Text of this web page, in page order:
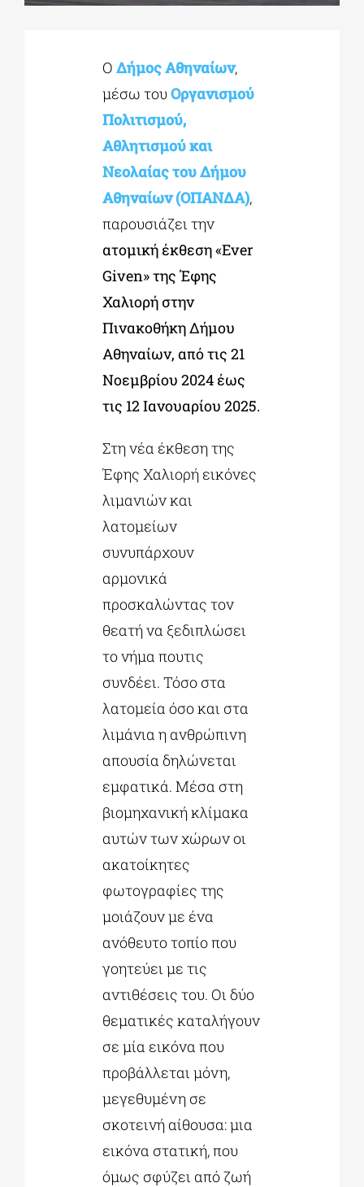
ΕΚΠΑΙΔΕΥΤΙΚΑ ΙΔΡΥΜΑΤΑ
ΠΟΛΙΤΙΣΤΙΚΟΙ ΦΟΡΕΙΣ
Ο Δήμος Αθηναίων,
μέσω τουΟργανισμού
Πολιτισμού,
Αθλητισμού και
Νεολαίας του Δήμου
Αθηναίων (ΟΠΑΝΔΑ),
παρουσιάζει την
ατομική έκθεση «Ever
Given» της Έφης
Χαλιορήστην
Πινακοθήκη Δήμου
Αθηναίων, από τις 21
Νοεμβρίου 2024 έως
τις 12 Ιανουαρίου 2025.
Στη νέα έκθεση της
Έφης Χαλιορή εικόνες
λιμανιών και
λατομείων
συνυπάρχουν
αρμονικά
προσκαλώντας τον
θεατή να ξεδιπλώσει
το νήμα πουτις
συνδέει. Τόσο στα
λατομεία όσο και στα
λιμάνια η ανθρώπινη
απουσία δηλώνεται
εμφατικά. Μέσα στη
βιομηχανική κλίμακα
αυτών των χώρων οι
ακατοίκητες
φωτογραφίες της
μοιάζουν με ένα
ανόθευτο τοπίο που
γοητεύει με τις
αντιθέσεις του. Οι δύο
θεματικές καταλήγουν
σε μία εικόνα που
προβάλλεται μόνη,
μεγεθυμένη σε
σκοτεινή αίθουσα: μια
εικόνα στατική, που
όμως σφύζει από ζωή